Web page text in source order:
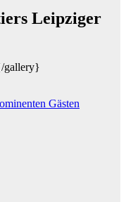
Leipziger
gallery}
Gästen